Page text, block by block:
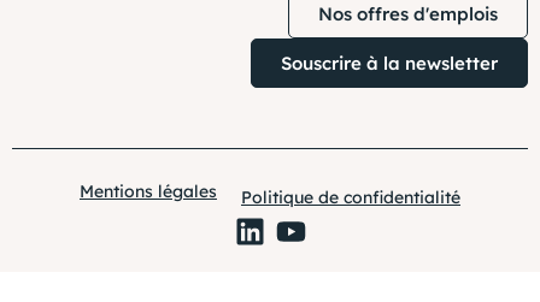
Nos offres d'emplois
Souscrire à la newsletter
Mentions légales Politique de confidentialité